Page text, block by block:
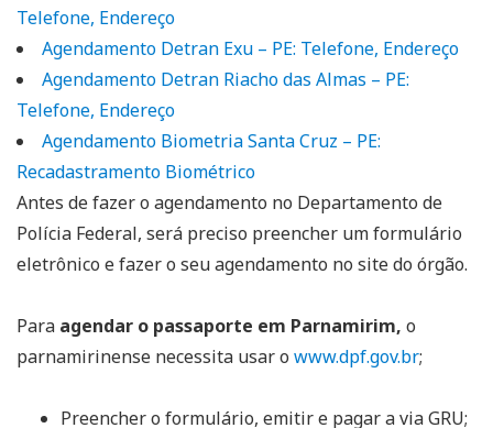
Telefone, Endereço
Agendamento Detran Exu – PE: Telefone, Endereço
Agendamento Detran Riacho das Almas – PE:
Telefone, Endereço
Agendamento Biometria Santa Cruz – PE:
Recadastramento Biométrico
Antes de fazer o agendamento no Departamento de
Polícia Federal, será preciso preencher um formulário
eletrônico e fazer o seu agendamento no site do órgão.
Para agendar o passaporte em Parnamirim, o
parnamirinense necessita usar o www.dpf.gov.br;
Preencher o formulário, emitir e pagar a via GRU;